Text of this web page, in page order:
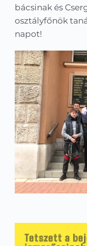
bácsinak és
osztályfőnök
napot!
Tetszett a